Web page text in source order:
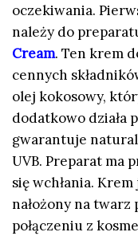
oczekiwania.
należy do
Cream. Ten krem
cennych
olej kokosowy,
dodatkowo działa
gwarantuje
UVB. Preparat ma
się wchłania.
nałożony na twarz
połączeniu z